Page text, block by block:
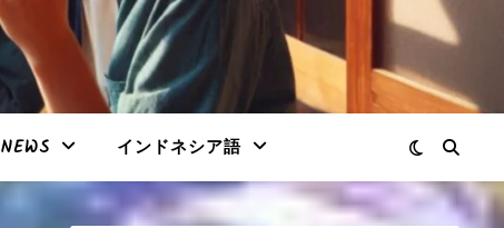
NEWS インドネシア語